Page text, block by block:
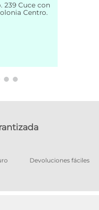
239 Cuce con
Centro.
Devoluciones fáciles